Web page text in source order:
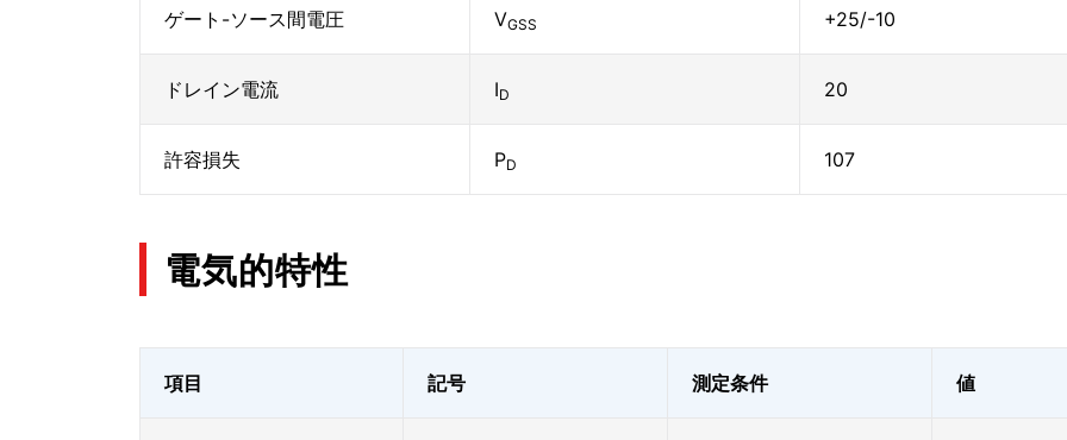
ゲート-ソース間電圧 VGSS +25/-10
ドレイン電流 ID 20
許容損失 PD 107
電気的特性
項目 記号 測定条件 値